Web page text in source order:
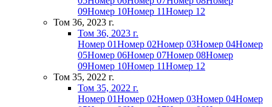
09Номер 10Номер 11Номер 12
Том 36, 2023 г.
Том 36, 2023 г.
Номер 01Номер 02Номер 03Номер 04Номер
05Номер 06Номер 07Номер 08Номер
09Номер 10Номер 11Номер 12
Том 35, 2022 г.
Том 35, 2022 г.
Номер 01Номер 02Номер 03Номер 04Номер